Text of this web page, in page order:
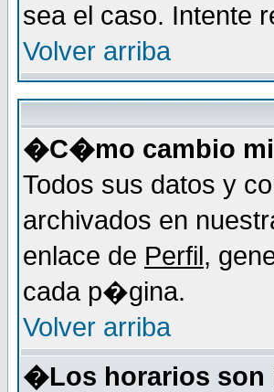
sea el caso. Intente
Volver arriba
�C�mo cambio
Todos sus datos y
archivados en
enlace de Perfil,
cada p�gina.
Volver arriba
�Los horarios son